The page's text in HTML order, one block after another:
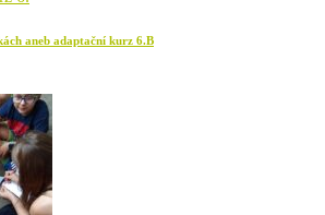
aneb adaptační kurz 6.B